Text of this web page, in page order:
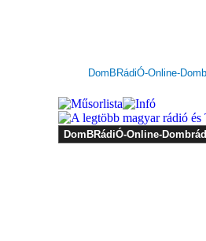
DomBRádiÓ-Online-